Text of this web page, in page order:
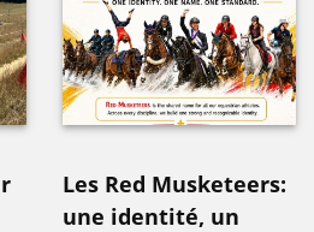
Les Red Musketeers:
une identité, un